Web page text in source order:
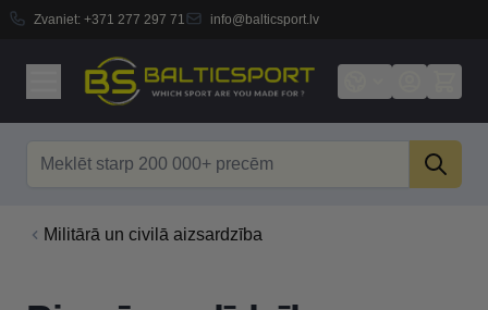
Zvaniet: +371 277 297 71 info@balticsport.lv
Militārā un civilā aizsardzība